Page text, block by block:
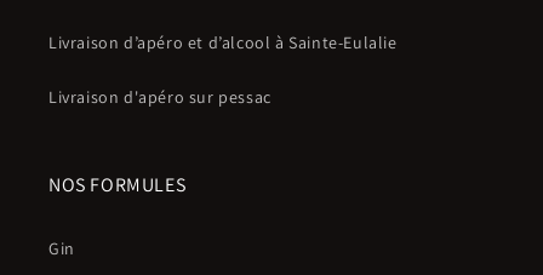
Livraison d’apéro et d’alcool à Sainte-Eulalie
Livraison d'apéro sur pessac
NOS FORMULES
Gin